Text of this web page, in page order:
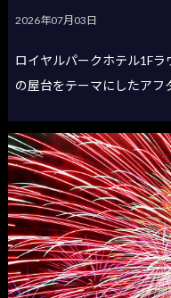
2026年07月03日
ロイヤルパークホテル1F
の屋台をテーマにしたアフ